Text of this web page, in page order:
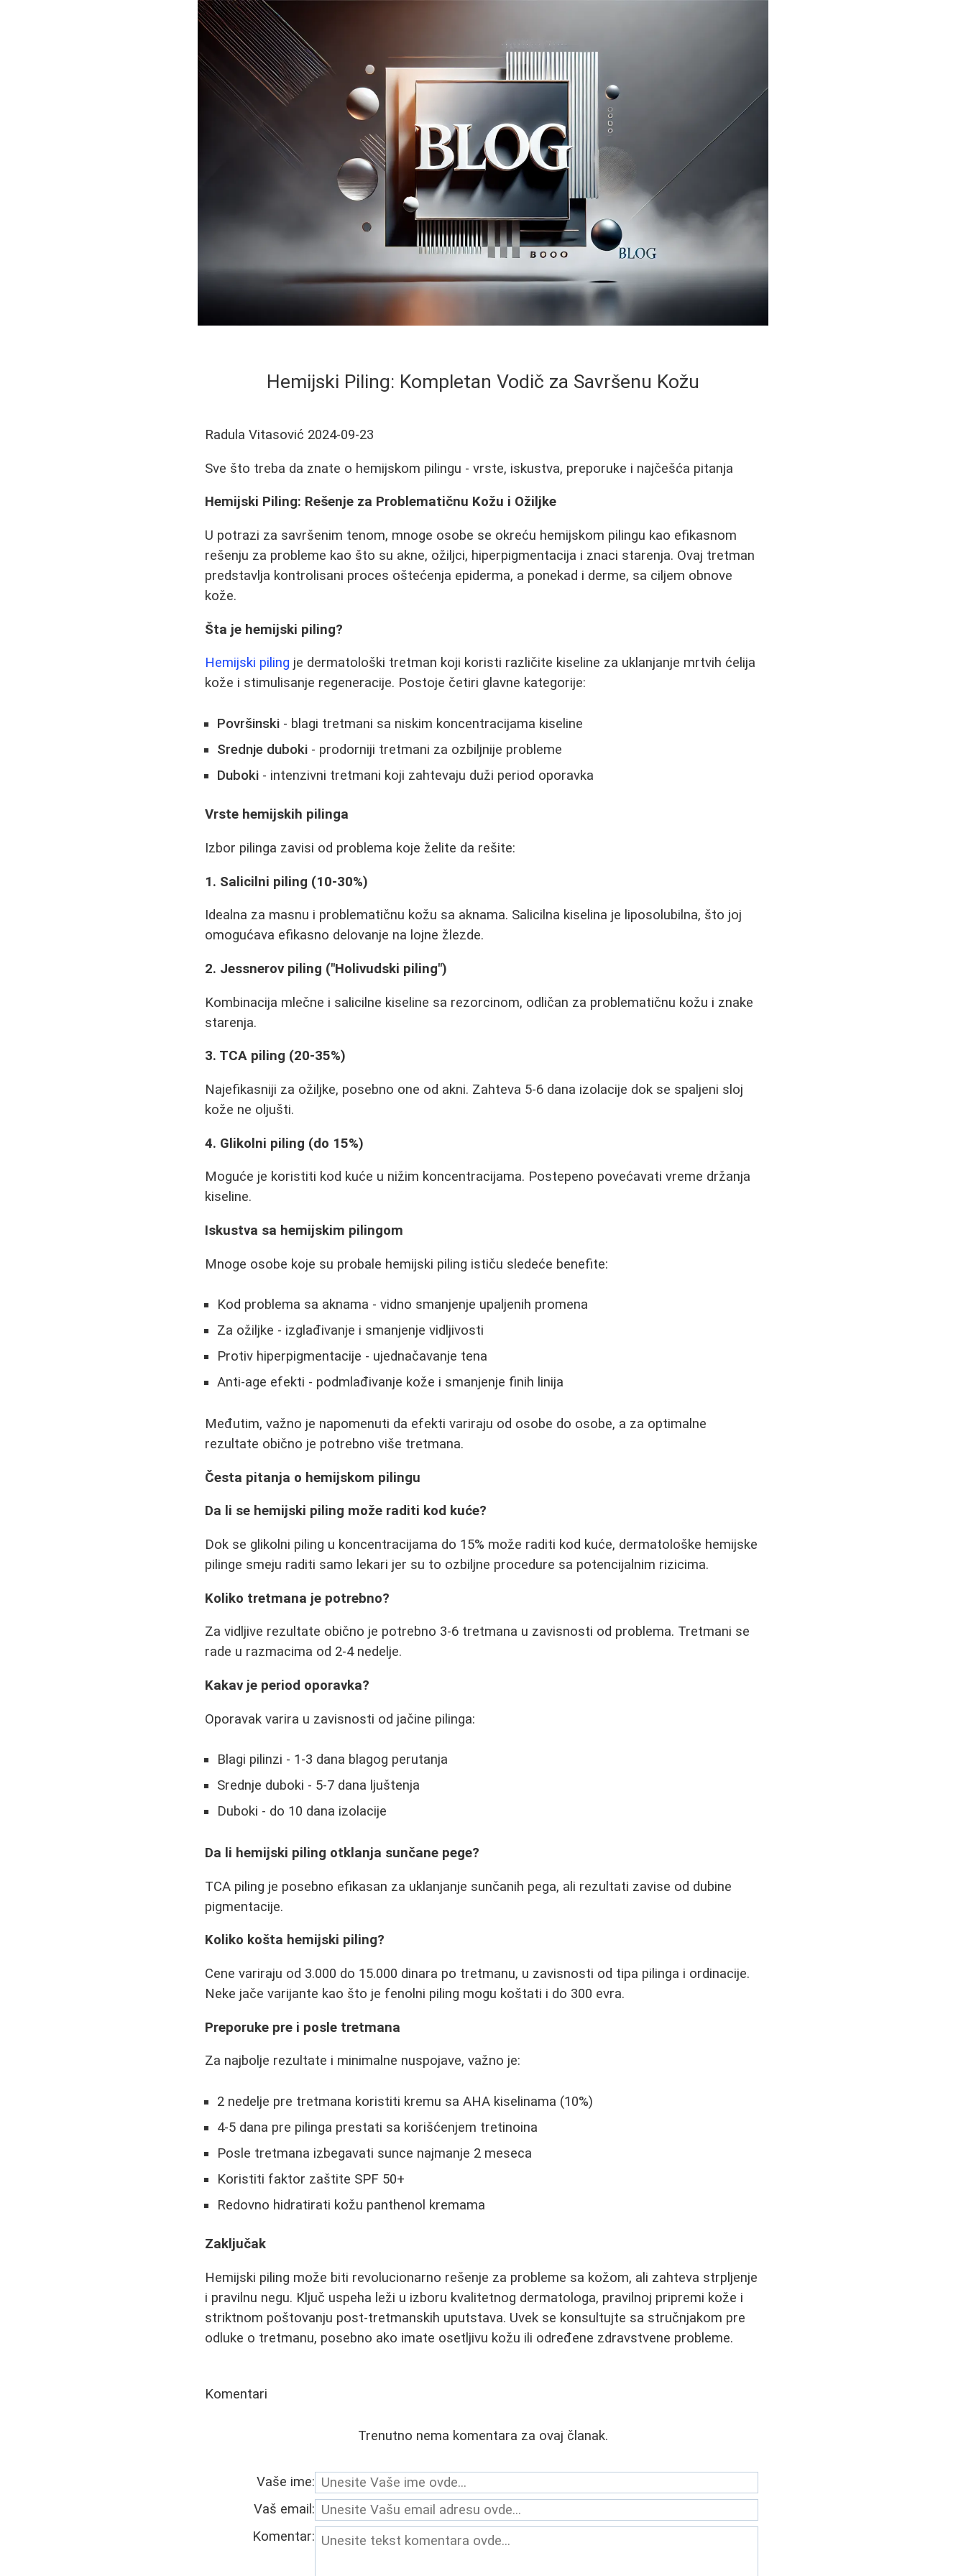
Hemijski Piling: Kompletan Vodič za Savršenu Kožu
Radula Vitasović 2024-09-23
Sve što treba da znate o hemijskom pilingu - vrste, iskustva, preporuke i najčešća pitanja
Hemijski Piling: Rešenje za Problematičnu Kožu i Ožiljke
U potrazi za savršenim tenom, mnoge osobe se okreću hemijskom pilingu kao efikasnom
rešenju za probleme kao što su akne, ožiljci, hiperpigmentacija i znaci starenja. Ovaj tretman
predstavlja kontrolisani proces oštećenja epiderma, a ponekad i derme, sa ciljem obnove
kože.
Šta je hemijski piling?
Hemijski piling je dermatološki tretman koji koristi različite kiseline za uklanjanje mrtvih ćelija
kože i stimulisanje regeneracije. Postoje četiri glavne kategorije:
Površinski - blagi tretmani sa niskim koncentracijama kiseline
Srednje duboki - prodorniji tretmani za ozbiljnije probleme
Duboki - intenzivni tretmani koji zahtevaju duži period oporavka
Vrste hemijskih pilinga
Izbor pilinga zavisi od problema koje želite da rešite:
1. Salicilni piling (10-30%)
Idealna za masnu i problematičnu kožu sa aknama. Salicilna kiselina je liposolubilna, što joj
omogućava efikasno delovanje na lojne žlezde.
2. Jessnerov piling ("Holivudski piling")
Kombinacija mlečne i salicilne kiseline sa rezorcinom, odličan za problematičnu kožu i znake
starenja.
3. TCA piling (20-35%)
Najefikasniji za ožiljke, posebno one od akni. Zahteva 5-6 dana izolacije dok se spaljeni sloj
kože ne oljušti.
4. Glikolni piling (do 15%)
Moguće je koristiti kod kuće u nižim koncentracijama. Postepeno povećavati vreme držanja
kiseline.
Iskustva sa hemijskim pilingom
Mnoge osobe koje su probale hemijski piling ističu sledeće benefite:
Kod problema sa aknama - vidno smanjenje upaljenih promena
Za ožiljke - izglađivanje i smanjenje vidljivosti
Protiv hiperpigmentacije - ujednačavanje tena
Anti-age efekti - podmlađivanje kože i smanjenje finih linija
Međutim, važno je napomenuti da efekti variraju od osobe do osobe, a za optimalne
rezultate obično je potrebno više tretmana.
Česta pitanja o hemijskom pilingu
Da li se hemijski piling može raditi kod kuće?
Dok se glikolni piling u koncentracijama do 15% može raditi kod kuće, dermatološke hemijske
pilinge smeju raditi samo lekari jer su to ozbiljne procedure sa potencijalnim rizicima.
Koliko tretmana je potrebno?
Za vidljive rezultate obično je potrebno 3-6 tretmana u zavisnosti od problema. Tretmani se
rade u razmacima od 2-4 nedelje.
Kakav je period oporavka?
Oporavak varira u zavisnosti od jačine pilinga:
Blagi pilinzi - 1-3 dana blagog perutanja
Srednje duboki - 5-7 dana ljuštenja
Duboki - do 10 dana izolacije
Da li hemijski piling otklanja sunčane pege?
TCA piling je posebno efikasan za uklanjanje sunčanih pega, ali rezultati zavise od dubine
pigmentacije.
Koliko košta hemijski piling?
Cene variraju od 3.000 do 15.000 dinara po tretmanu, u zavisnosti od tipa pilinga i ordinacije.
Neke jače varijante kao što je fenolni piling mogu koštati i do 300 evra.
Preporuke pre i posle tretmana
Za najbolje rezultate i minimalne nuspojave, važno je:
2 nedelje pre tretmana koristiti kremu sa AHA kiselinama (10%)
4-5 dana pre pilinga prestati sa korišćenjem tretinoina
Posle tretmana izbegavati sunce najmanje 2 meseca
Koristiti faktor zaštite SPF 50+
Redovno hidratirati kožu panthenol kremama
Zaključak
Hemijski piling može biti revolucionarno rešenje za probleme sa kožom, ali zahteva strpljenje
i pravilnu negu. Ključ uspeha leži u izboru kvalitetnog dermatologa, pravilnoj pripremi kože i
striktnom poštovanju post-tretmanskih uputstava. Uvek se konsultujte sa stručnjakom pre
odluke o tretmanu, posebno ako imate osetljivu kožu ili određene zdravstvene probleme.
Komentari
Trenutno nema komentara za ovaj članak.
Vaše ime:
Vaš email:
Komentar: